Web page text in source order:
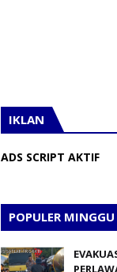
IKLAN
ADS SCRIPT AKTIF
POPULER